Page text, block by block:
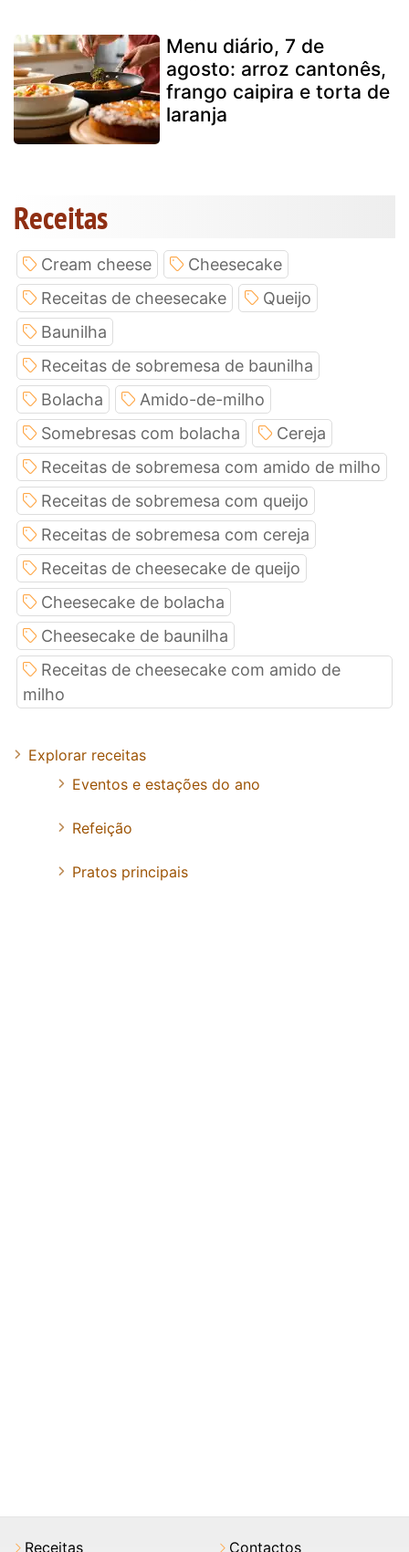
Menu diário, 7 de
agosto: arroz cantonês,
frango caipira e torta de
laranja
Receitas
Cream cheese
Cheesecake
Receitas de cheesecake
Queijo
Baunilha
Receitas de sobremesa de baunilha
Bolacha
Amido-de-milho
Somebresas com bolacha
Cereja
Receitas de sobremesa com amido de milho
Receitas de sobremesa com queijo
Receitas de sobremesa com cereja
Receitas de cheesecake de queijo
Cheesecake de bolacha
Cheesecake de baunilha
Receitas de cheesecake com amido de
milho
Explorar receitas
Eventos e estações do ano
Refeição
Pratos principais
Receitas Contactos